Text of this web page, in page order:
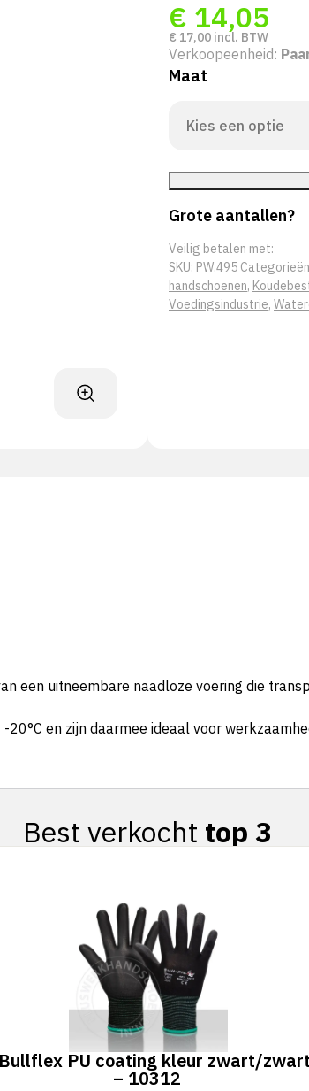
€ 14,05
€ 17,00 incl. BTW
Verkoopeenheid:
Maat
Grote aantallen?
Veilig betalen met:
SKU: PW.495
handschoenen,
Voedingsindustrie,
een uitneembare naadloze voering die
en zijn daarmee ideaal voor
Best verkocht top 3
Bullflex PU coating kleur zwart/zwart
– 10312